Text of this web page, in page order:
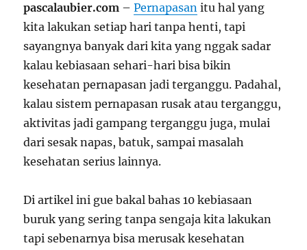
pascalaubier.com –Pernapasan itu hal yang
kita lakukan setiap hari tanpa henti, tapi
sayangnya banyak dari kita yang nggak sadar
kalau kebiasaan sehari-hari bisa bikin
kesehatan pernapasan jadi terganggu. Padahal,
kalau sistem pernapasan rusak atau terganggu,
aktivitas jadi gampang terganggu juga, mulai
dari sesak napas, batuk, sampai masalah
kesehatan serius lainnya.
Di artikel ini gue bakal bahas 10 kebiasaan
buruk yang sering tanpa sengaja kita lakukan
tapi sebenarnya bisa merusak kesehatan